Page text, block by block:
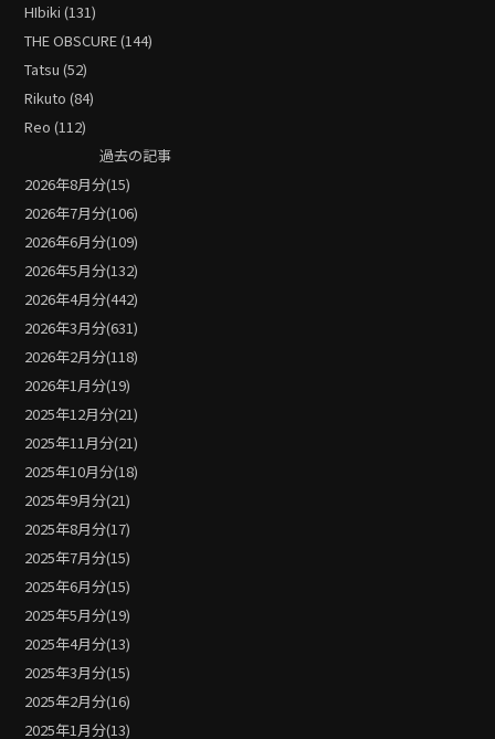
HIbiki (131)
THE OBSCURE (144)
Tatsu (52)
Rikuto (84)
Reo (112)
過去の記事
2026年8月分(15)
2026年7月分(106)
2026年6月分(109)
2026年5月分(132)
2026年4月分(442)
2026年3月分(631)
2026年2月分(118)
2026年1月分(19)
2025年12月分(21)
2025年11月分(21)
2025年10月分(18)
2025年9月分(21)
2025年8月分(17)
2025年7月分(15)
2025年6月分(15)
2025年5月分(19)
2025年4月分(13)
2025年3月分(15)
2025年2月分(16)
2025年1月分(13)